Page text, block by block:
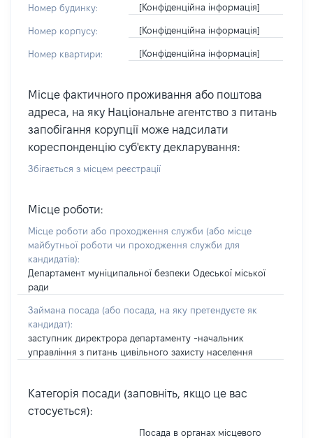
Номер будинку: [Конфіденційна інформація]
Номер корпусу: [Конфіденційна інформація]
Номер квартири: [Конфіденційна інформація]
Місце фактичного проживання або поштова
адреса, на яку Національне агентство з питань
запобігання корупції може надсилати
кореспонденцію суб'єкту декларування:
Збігається з місцем реєстрації
Місце роботи:
Місце роботи або проходження служби (або місце
майбутньої роботи чи проходження служби для
кандидатів):
Департамент муніципальної безпеки Одеської міської
ради
Займана посада (або посада, на яку претендуєте як
кандидат):
заступник директрора департаменту -начальник
управління з питань цивільного захисту населення
Категорія посади (заповніть, якщо це вас
стосується):
Посада в органах місцевого